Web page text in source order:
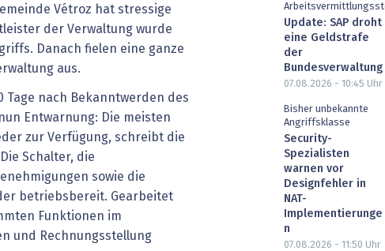
Vétroz hat stressige
der Verwaltung wurde
Danach fielen eine ganze
aus.
Tage nach Bekanntwerden des
Entwarnung: Die meisten
zur Verfügung, schreibt die
Schalter, die
sowie die
betriebsbereit. Gearbeitet
Funktionen im
und Rechnungsstellung
Update: SAP droht
eine Geldstrafe
der
Bundesverwaltung
07.08.2026 - 10:45 Uhr
Bisher unbekannte
Angriffsklasse
Security-
Spezialisten
warnen vor
Designfehler in
NAT-
Implementierunge
n
07.08.2026 - 11:50 Uhr